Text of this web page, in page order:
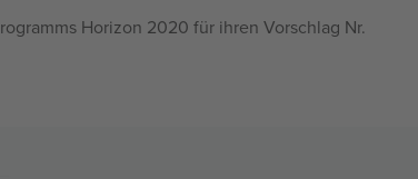
Horizon 2020 für ihren Vorschlag Nr.